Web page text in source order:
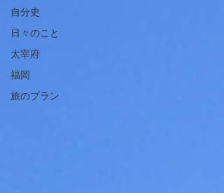
自分史
日々のこと
太宰府
福岡
旅のプラン